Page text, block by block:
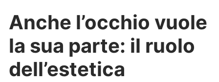
Anche l’occhio vuole
la sua parte: il ruolo
dell’estetica